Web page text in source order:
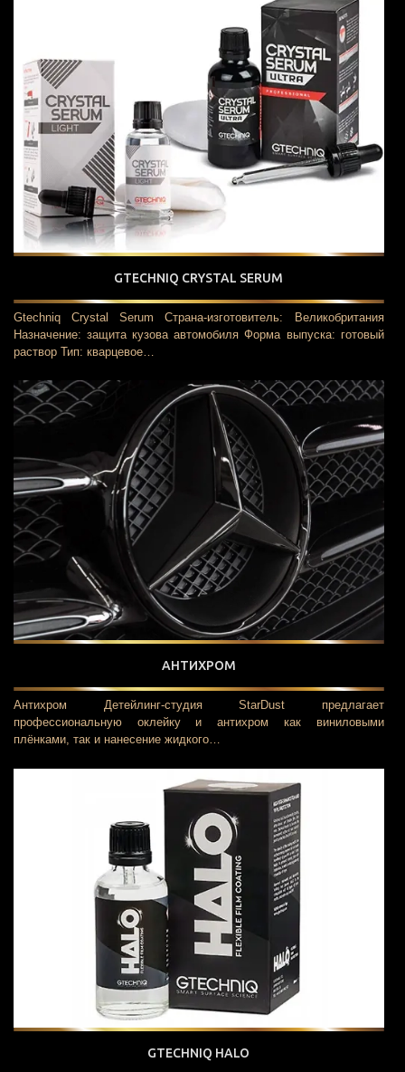
GTECHNIQ CRYSTAL SERUM
Gtechniq Crystal Serum Страна-изготовитель: Великобритания
Назначение: защита кузова автомобиля Форма выпуска: готовый
раствор Тип: кварцевое…
АНТИХРОМ
Антихром Детейлинг-студия StarDust предлагает
профессиональную оклейку и антихром как виниловыми
плёнками, так и нанесение жидкого…
GTECHNIQ HALO